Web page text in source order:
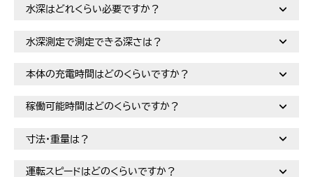
水深はどれくらい必要ですか？
水深測定で測定できる深さは？
本体の充電時間はどのくらいですか？
稼働可能時間はどのくらいですか？
寸法・重量は？
運転スピードはどのくらいですか？